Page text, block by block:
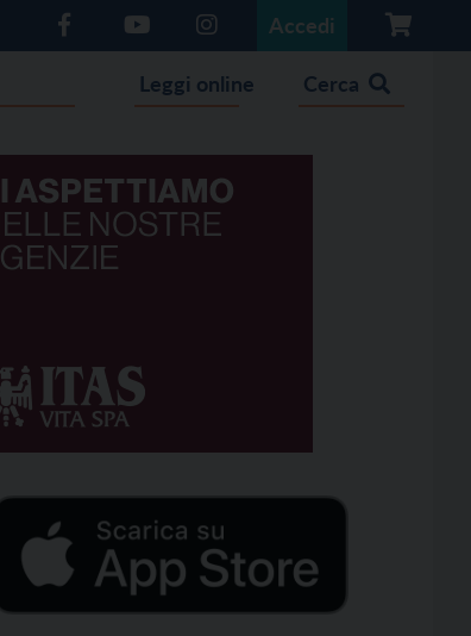
Accedi
Leggi online Cerca